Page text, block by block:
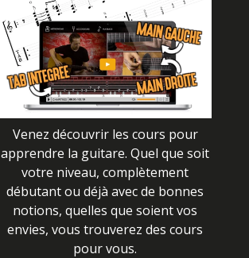
Venez découvrir les cours pour
apprendre la guitare. Quel que soit
votre niveau, complètement
débutant ou déjà avec de bonnes
notions, quelles que soient vos
envies, vous trouverez des cours
pour vous.